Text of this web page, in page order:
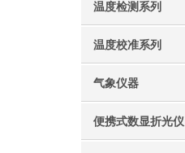
温度检测系列
温度校准系列
气象仪器
便携式数显折光仪